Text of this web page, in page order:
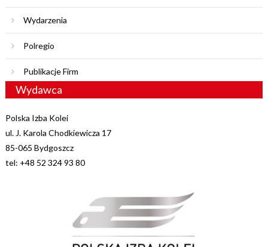
Wydarzenia
Polregio
Publikacje Firm
Wydawca
Polska Izba Kolei
ul. J. Karola Chodkiewicza 17
85-065 Bydgoszcz
tel: +48 52 324 93 80